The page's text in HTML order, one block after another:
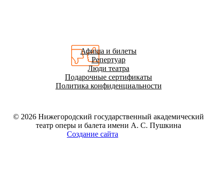
Афиша и билеты
Репертуар
Люди театра
Подарочные сертификаты
Политика конфиденциальности
© 2026 Нижегородский государственный академический
театр оперы и балета имени А. С. Пушкина
Создание сайта